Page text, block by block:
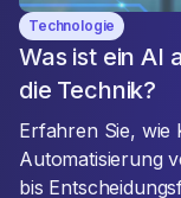
Technologie
Was ist ein AI
die Technik?
Erfahren Sie, wie
Automatisierung
bis